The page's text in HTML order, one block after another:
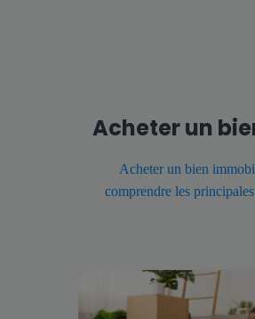
Acheter un
Acheter un bien
comprendre les